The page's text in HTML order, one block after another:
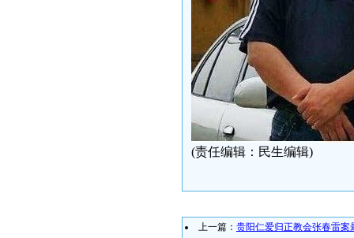
(责任编辑：民生编辑)
上一篇： 贵阳仁爱归正教会张春雷案